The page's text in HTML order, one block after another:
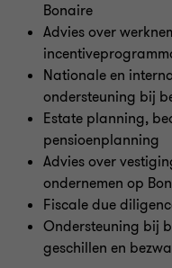
Bonaire
Advies over
Nationale en
ondersteuning bij
Estate planning,
pensioenplanning
Advies over
ondernemen op
Fiscale due
Ondersteuning bij
geschillen en